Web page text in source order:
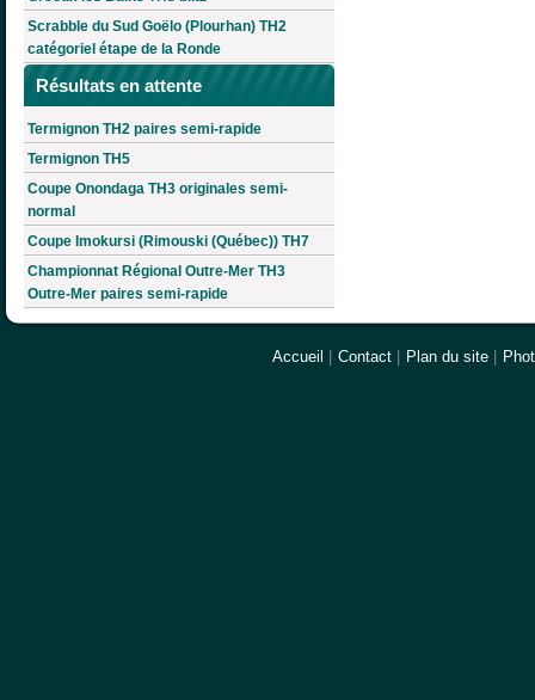
Scrabble du Sud Goëlo (Plourhan) TH2
catégoriel étape de la Ronde
Résultats en attente
Termignon TH2 paires semi-rapide
Termignon TH5
Coupe Onondaga TH3 originales semi-
normal
Coupe Imokursi (Rimouski (Québec)) TH7
Championnat Régional Outre-Mer TH3
Outre-Mer paires semi-rapide
Accueil Contact Plan du site